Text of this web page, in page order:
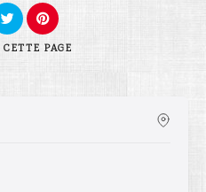
CETTE PAGE